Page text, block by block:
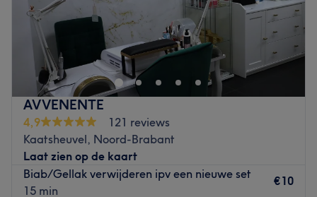
AVVENENTE
4,9
121 reviews
Kaatsheuvel, Noord-Brabant
Laat zien op de kaart
Biab/Gellak verwijderen ipv een nieuwe set
15 min
€10